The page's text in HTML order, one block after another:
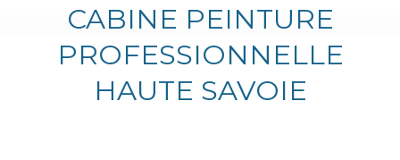
CABINE PEINTURE
PROFESSIONNELLE
HAUTE SAVOIE